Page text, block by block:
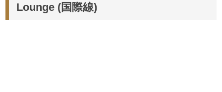
Lounge (国際線)